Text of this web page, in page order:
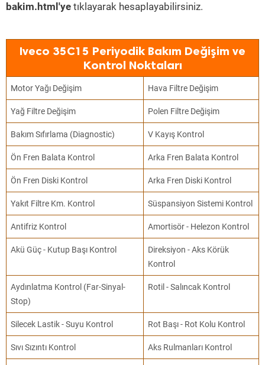
bakim.html'ye tıklayarak hesaplayabilirsiniz.
Iveco 35C15 Periyodik Bakım Değişim ve
Kontrol Noktaları
Motor Yağı Değişim Hava Filtre Değişim
Yağ Filtre Değişim Polen Filtre Değişim
Bakım Sıfırlama (Diagnostic) V Kayış Kontrol
Ön Fren Balata Kontrol Arka Fren Balata Kontrol
Ön Fren Diski Kontrol Arka Fren Diski Kontrol
Yakıt Filtre Km. Kontrol Süspansiyon Sistemi Kontrol
Antifriz Kontrol Amortisör - Helezon Kontrol
Akü Güç - Kutup Başı Kontrol
Direksiyon - Aks Körük
Kontrol
Aydınlatma Kontrol (Far-Sinyal-
Stop)
Rotil - Salıncak Kontrol
Silecek Lastik - Suyu Kontrol Rot Başı - Rot Kolu Kontrol
Sıvı Sızıntı Kontrol Aks Rulmanları Kontrol